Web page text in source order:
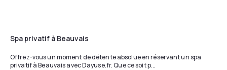
Spa privatif à Beauvais
Offrez-vous un moment de détente absolue en réservant un spa
privatif à Beauvais avec Dayuse.fr. Que ce soit p...